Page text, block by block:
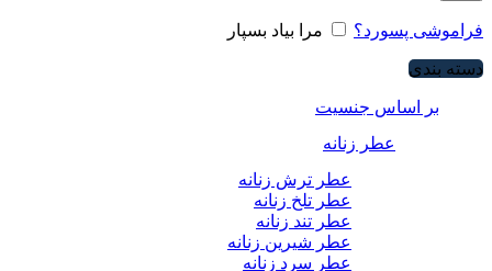
فراموشی پسورد؟ مرا بیاد بسپار
دسته بندی
بر اساس جنسیت
عطر زنانه
عطر ترش زنانه
عطر تلخ زنانه
عطر تند زنانه
عطر شیرین زنانه
عطر سرد زنانه